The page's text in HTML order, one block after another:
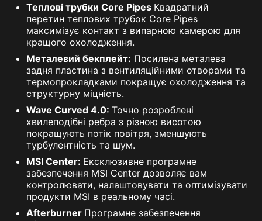
Теплові трубки Core Pipes Квадратний
перетин теплових трубок Core Pipes
максимізує контакт з випарною камерою для
кращого охолодження.
Металевий бекплейт: Посилена металева
задня пластина з вентиляційними отворами та
термопрокладками покращує охолодження та
структурну міцність.
Wave Curved 4.0: Точно розроблені
хвилеподібні ребра з різною висотою
покращують потік повітря, зменшують
турбулентність та шум.
MSI Center: Ексклюзивне програмне
забезпечення MSI Center дозволяє вам
контролювати, налаштовувати та оптимізувати
продукти MSI в реальному часі.
Afterburner Програмне забезпечення